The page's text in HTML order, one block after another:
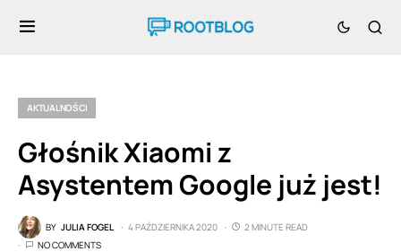
AKTUALNOŚCI
Głośnik Xiaomi z
Asystentem Google już jest!
BY JULIA FOGEL 4 PAŹDZIERNIKA 2020
2 MINUTE READ
NO COMMENTS